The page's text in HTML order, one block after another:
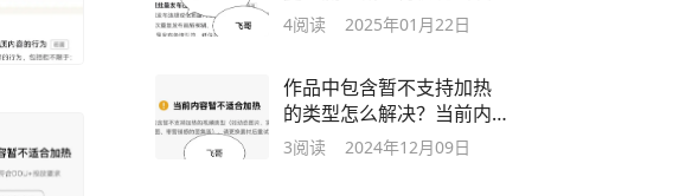
布作品减少推荐
4阅读 2025年01月22日
作品中包含暂不支持加热
的类型怎么解决？当前内
容暂不适合加热
3阅读 2024年12月09日